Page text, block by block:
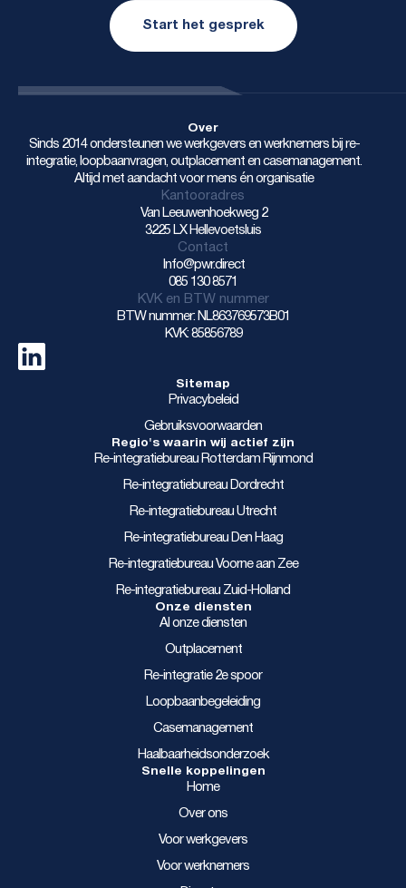
Start het gesprek
Over
Sinds 2014 ondersteunen we werkgevers en werknemers bij re-
integratie, loopbaanvragen, outplacement en casemanagement.
Altijd met aandacht voor mens én organisatie
Kantooradres
Van Leeuwenhoekweg 2
3225 LX Hellevoetsluis
Contact
Info@pwr.direct
085 130 8571
KVK en BTW nummer
BTW nummer: NL863769573B01
KVK: 85856789
Sitemap
Privacybeleid
Gebruiksvoorwaarden
Regio's waarin wij actief zijn
Re-integratiebureau Rotterdam Rijnmond
Re-integratiebureau Dordrecht
Re-integratiebureau Utrecht
Re-integratiebureau Den Haag
Re-integratiebureau Voorne aan Zee
Re-integratiebureau Zuid-Holland
Onze diensten
Al onze diensten
Outplacement
Re-integratie 2e spoor
Loopbaanbegeleiding
Casemanagement
Haalbaarheidsonderzoek
Snelle koppelingen
Home
Over ons
Voor werkgevers
Voor werknemers